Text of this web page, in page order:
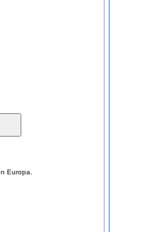
Europa.